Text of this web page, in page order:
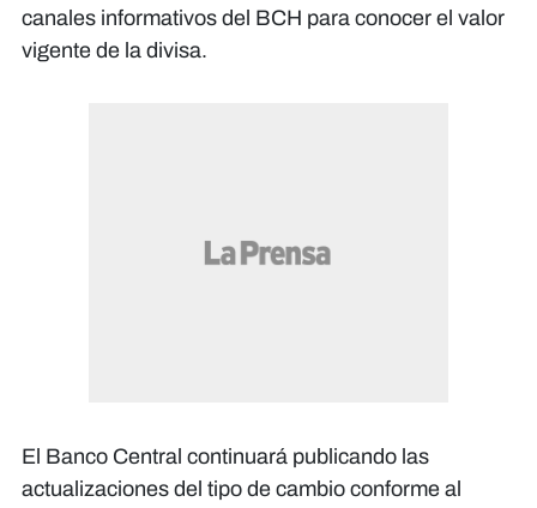
canales informativos del BCH para conocer el valor
vigente de la divisa.
El Banco Central continuará publicando las
actualizaciones del tipo de cambio conforme al